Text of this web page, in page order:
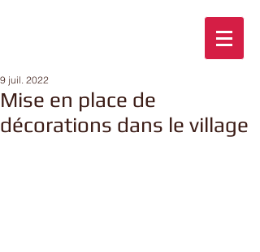
Mise en place de
décorations dans le village
9 juil. 2022